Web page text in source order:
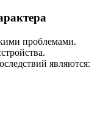
проблемами.
являются: